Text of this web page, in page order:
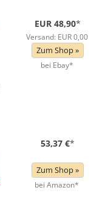
EUR 48,90*
Versand: EUR 0,00
Zum Shop »
bei Ebay*
53,37 €*
Zum Shop »
bei Amazon*